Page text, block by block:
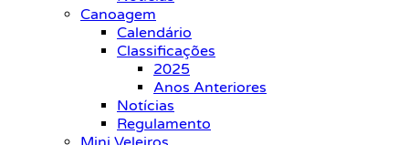
Canoagem
Calendário
Classificações
2025
Anos Anteriores
Notícias
Regulamento